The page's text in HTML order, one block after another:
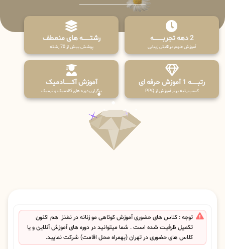
2 دهه تجربـــــــــه
آموزش علوم مراقبتی زیبایی
رشتـــــــه های منعطف
پوشش بیش از 70 رشته
رتبــــــه 1 آموزش حرفه ای
کسب رتبه برتر آموزش از PPQ
آموزش آکـــــــادمیک
برگزاری دوره های آکادمیک و ترمیک
توجه : کلاس های حضوری آموزش کوتاهی مو زنانه در نطنز هم اکنون
تکمیل ظرفیت شده است . شما میتوانید در دوره های آموزش آنلاین و یا
کلاس های حضوری در تهران (بهمراه محل اقامت) شرکت نمایید.